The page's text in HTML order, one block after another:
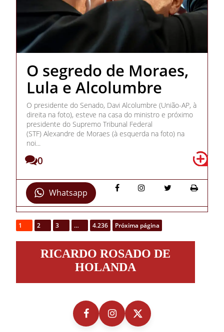
O segredo de Moraes,
Lula e Alcolumbre
O presidente do Senado, Davi Alcolumbre (União-AP, à
direita na foto), esteve na casa do ministro e próximo
presidente do Supremo Tribunal Federal
(STF) Alexandre de Moraes (à esquerda na foto) na
noi...
0
Whatsapp
1 2 3 … 4.236 Próxima página
RosadoRICARDO ROSADO DE
HOLANDA